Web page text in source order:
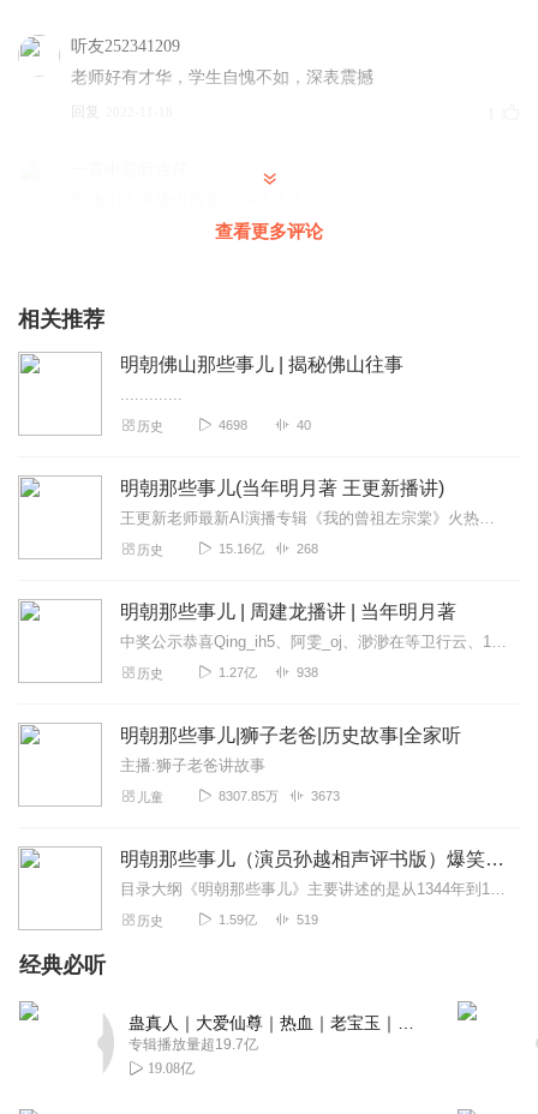
听友252341209
老师好有才华，学生自愧不如，深表震撼
回复
额，后半段全部都是铁锅
2023-11-04
听友387782274
2022-11-18
河北最棒
2024-07-31
听友447643165
2024-02-20
查看更多评论
相关推荐
明朝佛山那些事儿 | 揭秘佛山往事
.............
历史 4698 40
明朝那些事儿(当年明月著 王更新播讲)
王更新老师最新AI演播专辑《我的曾祖左宗棠》火热更新中！从曾孙视角看帝国脊梁左宗棠的B面人生！【大咖推荐】明月的写作不仅笔锋活泼幽默，而且加进了自己的感悟，这就...
历史 15.16亿 268
明朝那些事儿 | 周建龙播讲 | 当年明月著
中奖公示恭喜Qing_ih5、阿雯_oj、渺渺在等卫行云、1368159fdxr四位幸运小耳朵获奖！请查看私信查收月卡兑换码！专辑播放破千万福利！5月30日...
历史 1.27亿 938
明朝那些事儿|狮子老爸|历史故事|全家听
主播:狮子老爸讲故事
儿童 8307.85万 3673
明朝那些事儿（演员孙越相声评书版）爆笑演绎 | 当年明月著 | 群星剧场
目录大纲《明朝那些事儿》主要讲述的是从1344年到1644年这三百年间关于明朝的一些故事。以史料为基础，以年代和具体人物为主线，并加入了小说的笔法，语言幽默风...
历史 1.59亿 519
经典必听
专辑播放量超19.7亿
19.08亿